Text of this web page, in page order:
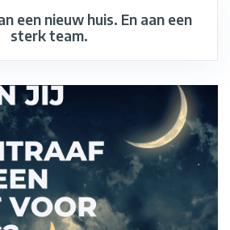
een nieuw huis. En aan een
sterk team.